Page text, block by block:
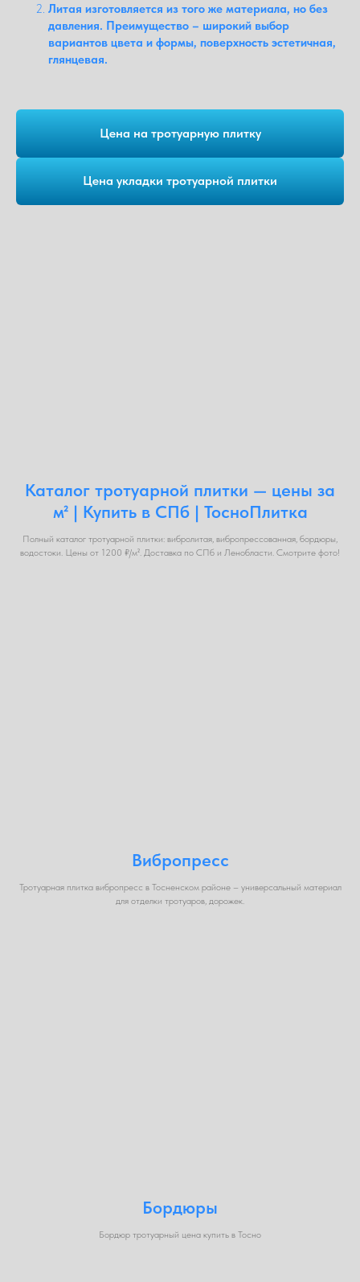
Литая изготовляется из того же материала, но без
давления. Преимущество – широкий выбор
вариантов цвета и формы, поверхность эстетичная,
глянцевая.
Цена на тротуарную плитку
Цена укладки тротуарной плитки
Каталог тротуарной плитки — цены за
м² | Купить в СПб | ТосноПлитка
Полный каталог тротуарной плитки: вибролитая, вибропрессованная, бордюры,
водостоки. Цены от 1200 ₽/м². Доставка по СПб и Ленобласти. Смотрите фото!
Вибропресс
Тротуарная плитка вибропресс в Тосненском районе – универсальный материал
для отделки тротуаров, дорожек.
Бордюры
Бордюр тротуарный цена купить в Тосно